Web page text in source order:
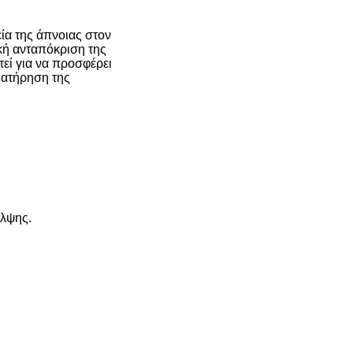
της άπνοιας στον
ανταπόκριση της
για να προσφέρει
της